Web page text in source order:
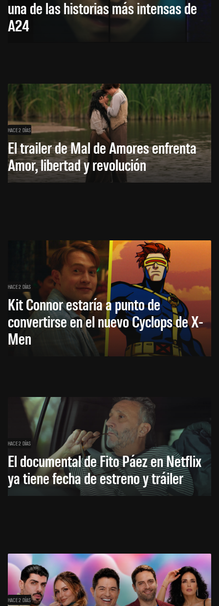
una de las historias más intensas de
A24
HACE 2 DÍAS
El trailer de Mal de Amores enfrenta
Amor, libertad y revolución
HACE 2 DÍAS
Kit Connor estaría a punto de
convertirse en el nuevo Cyclops de X-
Men
HACE 2 DÍAS
El documental de Fito Páez en Netflix
ya tiene fecha de estreno y tráiler
HACE 2 DÍAS